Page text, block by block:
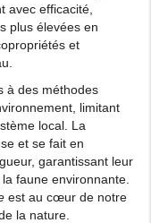
avec efficacité,
plus élevées en
et
à des méthodes
limitant
local. La
et se fait en
garantissant leur
faune environnante.
est au cœur de notre
la nature.